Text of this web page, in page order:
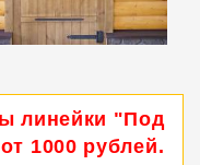
линейки "Под
1000 рублей.